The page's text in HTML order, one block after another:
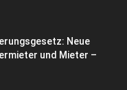
Neue
und Mieter –